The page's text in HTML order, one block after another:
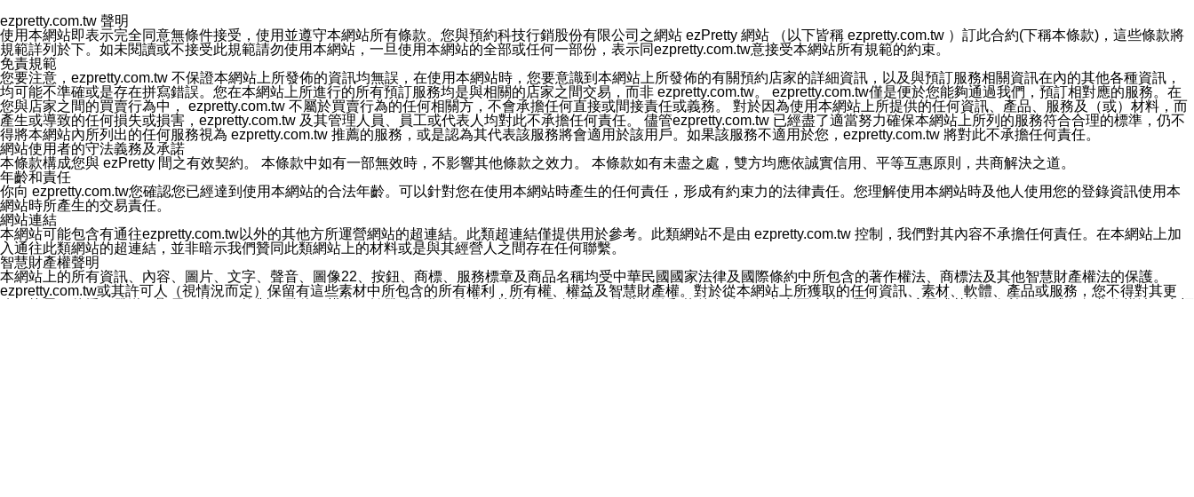
您同意本公司網站，透過您所提供的郵件地址與您取得聯絡並傳送或宣傳本網站各項服務之資料或電子郵件供您參考。您能依照該資料或電子郵件所指示之方法、說明或功能連結，隨時
停止接收這些資料或電子郵件。
十五、訊息通知
本公司/本服務將以通知型訊息傳送重要訊息給您。即使未加入本公司/本服務好友，您仍可接收到通知型訊息。
本公司/本服務傳送之通知型訊息以對您有效且重要的訊息為限，以廣告或其他目的的訊息皆不會被傳送。滿足以下三個條件者，將可收到通知型訊息。
1.LINE 帳號設定的電話號碼與本公司/本服務所傳來的電話號碼比對相符。
2.該 LINE 帳號已在 LINE APP 設定中，同意接收通知型訊息。
3.LINE 帳號未封鎖傳送訊息之 LINE 官方帳號。
欲變更通知型訊息的設定，操作如下：
1.點選「主頁」＞「設定」
2.點選「隱私設定」
3.點選「提供使用資料」
4.點選「LINE通知型訊息」
5.開關「接收LINE通知型訊息」
❗️關閉「接收通知型訊息」後，將不會接收到來自任何企業官方帳號或認證官方帳號的通知型訊息。
ezpretty.com.tw 聲明
使用本網站即表示完全同意無條件接受，使用並遵守本網站所有條款。您與預約科技行銷股份有限公司之網站 ezPretty 網站 （以下皆稱 ezpretty.com.tw ）訂此合約(下稱本條款)，這些條款將
規範詳列於下。如未閱讀或不接受此規範請勿使用本網站，一旦使用本網站的全部或任何一部份，表示同ezpretty.com.tw意接受本網站所有規範的約束。
免責規範
您要注意，ezpretty.com.tw 不保證本網站上所發佈的資訊均無誤，在使用本網站時，您要意識到本網站上所發佈的有關預約店家的詳細資訊，以及與預訂服務相關資訊在內的其他各種資訊，
均可能不準確或是存在拼寫錯誤。您在本網站上所進行的所有預訂服務均是與相關的店家之間交易，而非 ezpretty.com.tw。 ezpretty.com.tw僅是便於您能夠通過我們，預訂相對應的服務。在
您與店家之間的買賣行為中， ezpretty.com.tw 不屬於買賣行為的任何相關方，不會承擔任何直接或間接責任或義務。 對於因為使用本網站上所提供的任何資訊、產品、服務及（或）材料，而
產生或導致的任何損失或損害，ezpretty.com.tw 及其管理人員、員工或代表人均對此不承擔任何責任。 儘管ezpretty.com.tw 已經盡了適當努力確保本網站上所列的服務符合合理的標準，仍不
得將本網站內所列出的任何服務視為 ezpretty.com.tw 推薦的服務，或是認為其代表該服務將會適用於該用戶。如果該服務不適用於您，ezpretty.com.tw 將對此不承擔任何責任。
網站使用者的守法義務及承諾
本條款構成您與 ezPretty 間之有效契約。 本條款中如有一部無效時，不影響其他條款之效力。 本條款如有未盡之處，雙方均應依誠實信用、平等互惠原則，共商解決之道。
年齡和責任
你向 ezpretty.com.tw您確認您已經達到使用本網站的合法年齡。可以針對您在使用本網站時產生的任何責任，形成有約束力的法律責任。您理解使用本網站時及他人使用您的登錄資訊使用本
網站時所產生的交易責任。
網站連結
本網站可能包含有通往ezpretty.com.tw以外的其他方所運營網站的超連結。此類超連結僅提供用於參考。此類網站不是由 ezpretty.com.tw 控制，我們對其內容不承擔任何責任。在本網站上加
入通往此類網站的超連結，並非暗示我們贊同此類網站上的材料或是與其經營人之間存在任何聯繫。
智慧財產權聲明
本網站上的所有資訊、內容、圖片、文字、聲音、圖像22、按鈕、商標、服務標章及商品名稱均受中華民國國家法律及國際條約中所包含的著作權法、商標法及其他智慧財產權法的保護。
ezpretty.com.tw或其許可人（視情況而定）保留有這些素材中所包含的所有權利，所有權、權益及智慧財產權。對於從本網站上所獲取的任何資訊、素材、軟體、產品或服務，您不得對其更